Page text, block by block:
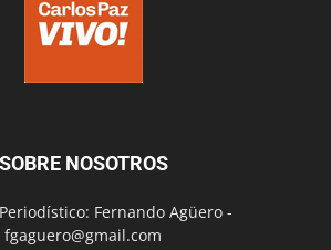
SOBRE NOSOTROS
Fernando Agüero -
fgaguero@gmail.com